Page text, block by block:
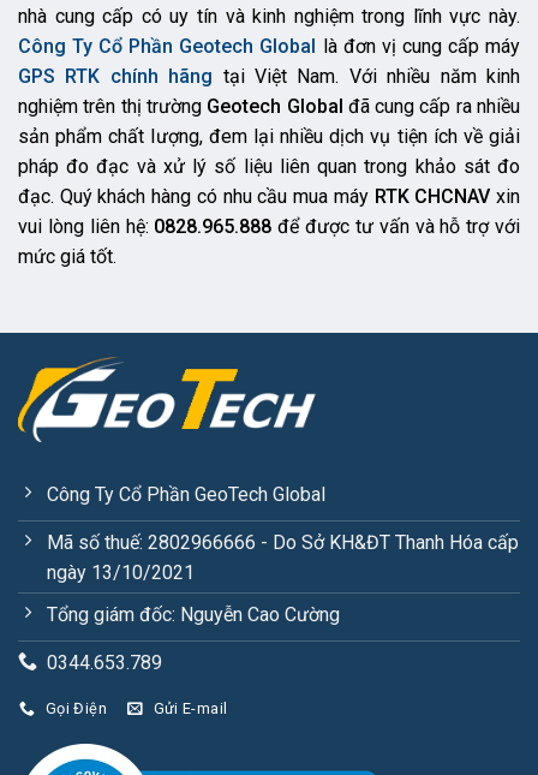
nhà cung cấp có uy tín và kinh nghiệm trong lĩnh vực này.
Công Ty Cổ Phần Geotech Global
là đơn vị cung cấp máy
GPS RTK chính hãng tại Việt Nam. Với nhiều năm kinh
nghiệm trên thị trường Geotech Global đã cung cấp ra nhiều
sản phẩm chất lượng, đem lại nhiều dịch vụ tiện ích về giải
pháp đo đạc và xử lý số liệu liên quan trong khảo sát đo
đạc. Quý khách hàng có nhu cầu mua máy RTK CHCNAV xin
vui lòng liên hệ: 0828.965.888 để được tư vấn và hỗ trợ với
mức giá tốt.
Công Ty Cổ Phần GeoTech Global
Mã số thuế: 2802966666 - Do Sở KH&ĐT Thanh Hóa cấp
ngày 13/10/2021
Tổng giám đốc: Nguyễn Cao Cường
0344.653.789
Gọi Điện Gửi E-mail